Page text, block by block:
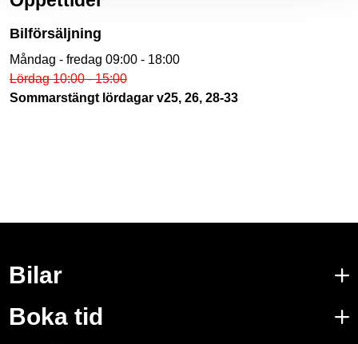
Bilförsäljning
Måndag - fredag 09:00 - 18:00
Lördag 10:00 - 15:00
Sommarstängt lördagar v25, 26, 28-33
Bilar
Boka tid